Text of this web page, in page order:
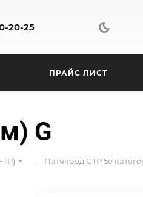
20-25
ПРАЙС ЛИСТ
G
— Патчкорд UTP 5e